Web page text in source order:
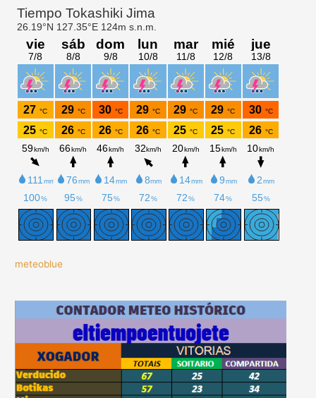
meteoblue